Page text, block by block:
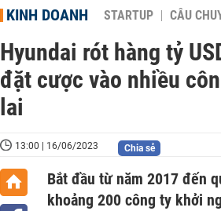
KINH DOANH STARTUP CÂU
Hyundai rót hàng tỷ
đặt cược vào nhiều
lai
13:00 | 16/06/2023 Chia sẻ
Bắt đầu từ năm 2017 đến
khoảng 200 công ty khởi